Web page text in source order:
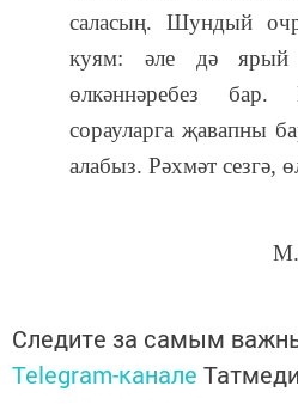
саласың. Шундый
куям: әле дә ярый
өлкәннәребез
сорауларга җавапны
алабыз. Рәхмәт сезгә,
Следите за самым
Telegram-канале